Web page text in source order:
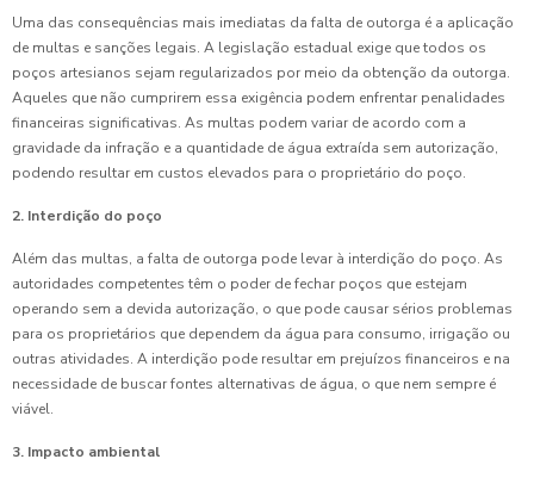
Uma das consequências mais imediatas da falta de outorga é a aplicação
de multas e sanções legais. A legislação estadual exige que todos os
poços artesianos sejam regularizados por meio da obtenção da outorga.
Aqueles que não cumprirem essa exigência podem enfrentar penalidades
financeiras significativas. As multas podem variar de acordo com a
gravidade da infração e a quantidade de água extraída sem autorização,
podendo resultar em custos elevados para o proprietário do poço.
2. Interdição do poço
Além das multas, a falta de outorga pode levar à interdição do poço. As
autoridades competentes têm o poder de fechar poços que estejam
operando sem a devida autorização, o que pode causar sérios problemas
para os proprietários que dependem da água para consumo, irrigação ou
outras atividades. A interdição pode resultar em prejuízos financeiros e na
necessidade de buscar fontes alternativas de água, o que nem sempre é
viável.
3. Impacto ambiental